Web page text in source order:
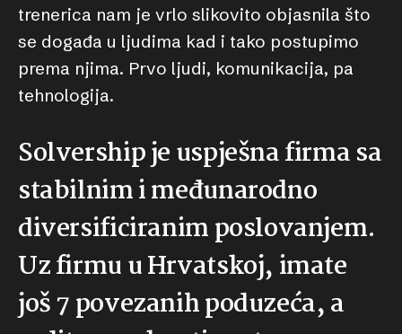
trenerica nam je vrlo slikovito objasnila što
se događa u ljudima kad i tako postupimo
prema njima. Prvo ljudi, komunikacija, pa
tehnologija.
Solvership je uspješna firma sa
stabilnim i međunarodno
diversificiranim poslovanjem.
Uz firmu u Hrvatskoj, imate
još 7 povezanih poduzeća, a